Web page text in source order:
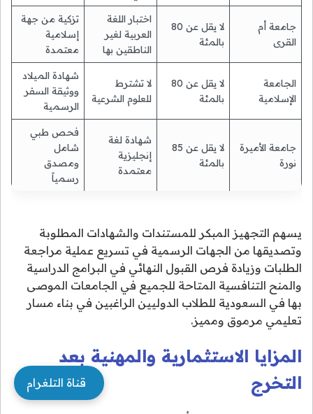
جامعة أم
القرى
لا يقل عن 80
بالمئة
اختبار اللغة
العربية لغير
الناطقين بها
تزكية من جهة
إسلامية
معتمدة
الجامعة
الإسلامية
لا يقل عن 80
بالمئة
لا تشترط
للعلوم الشرعية
شهادة الميلاد
ووثيقة السفر
الرسمية
جامعة الأميرة
نورة
لا يقل عن 85
بالمئة
شهادة لغة
إنجليزية
معتمدة
فحص طبي
شامل
ومصدق
رسمياً
يسهم التجهيز المبكر للمستندات والشهادات المطلوبة
وتصديقها من الجهات الرسمية في تسريع عملية مراجعة
الطلبات وزيادة فرص القبول النهائي في البرامج الدراسية
والمنح التنافسية المتاحة للجميع في الجامعات الموصى
بها في السعودية للطلاب الدوليين الراغبين في بناء مسار
تعليمي مرموق ومميز.
المزايا الاستثمارية والمهنية بعد
التخرج
قناة التلغرام